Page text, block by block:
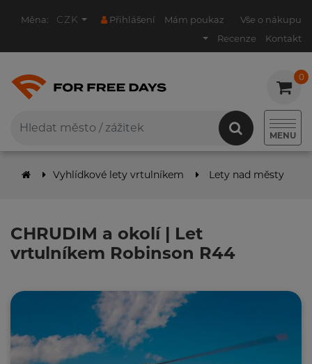
Měna: CZK Přihlášení Mám poukaz
Vše o nákupu
Recenze
Kontakt
0
0
MENU
Vyhlídkové lety vrtulníkem Lety nad městy
CHRUDIM a okolí | Let
vrtulníkem Robinson R44